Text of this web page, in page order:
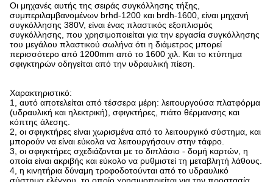
Οι μηχανές αυτής της σειράς συγκόλλησης τήξης,
συμπεριλαμβανομένων brhd-1200 και brdh-1600, είναι μηχανή
συγκόλλησης 380V, είναι ένας πλαστικός εξοπλισμός
συγκόλλησης, που χρησιμοποιείται για την εργασία συγκόλλησης
του μεγάλου πλαστικού σωλήνα ότι η διάμετρος μπορεί
περισσότερο από 1200mm από το 1600 χιλ. Και το κτύπημα
σφιγκτηρών οδηγείται από την υδραυλική πίεση.
Χαρακτηριστικό:
1, αυτό αποτελείται από τέσσερα μέρη: λειτουργούσα πλατφόρμα
(υδραυλική και ηλεκτρική), σφιγκτήρες, πιάτο θέρμανσης και
κόπτης άλεσης.
2, οι σφιγκτήρες είναι χωρισμένα από το λειτουργικό σύστημα, και
μπορούν να είναι εύκολα να λειτουργήσουν στην τάφρο.
3, οι σφιγκτήρες σχεδιάζονται με το διπλάσιο - δομή καρτών, η
οποία είναι ακριβής και εύκολο να ρυθμιστεί τη μεταβλητή λάθους.
4, η κινητήρια δύναμη τροφοδοτούνται από το υδραυλικό